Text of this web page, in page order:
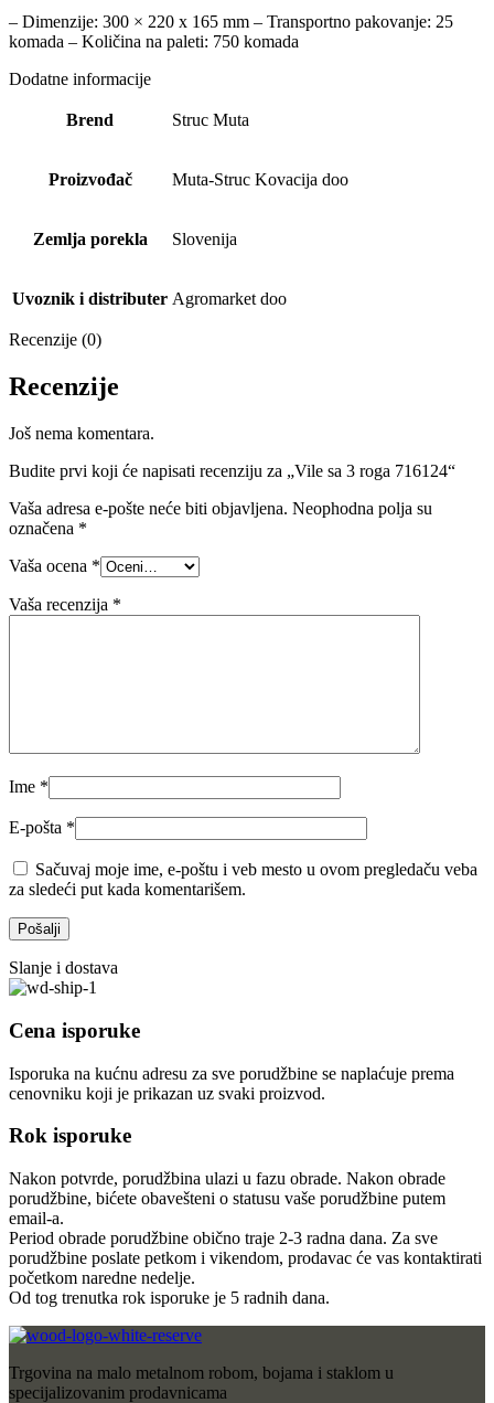
– Dimenzije: 300 × 220 x 165 mm – Transportno pakovanje: 25
komada – Količina na paleti: 750 komada
Dodatne informacije
Brend Struc Muta
Proizvođač Muta-Struc Kovacija doo
Zemlja porekla Slovenija
Uvoznik i distributer Agromarket doo
Recenzije (0)
Recenzije
Još nema komentara.
Budite prvi koji će napisati recenziju za „Vile sa 3 roga 716124“
Vaša adresa e-pošte neće biti objavljena. Neophodna polja su
označena *
Vaša ocena *
Vaša recenzija *
Ime *
E-pošta *
Sačuvaj moje ime, e-poštu i veb mesto u ovom pregledaču veba
za sledeći put kada komentarišem.
Slanje i dostava
Cena isporuke
Isporuka na kućnu adresu za sve porudžbine se naplaćuje prema
cenovniku koji je prikazan uz svaki proizvod.
Rok isporuke
Nakon potvrde, porudžbina ulazi u fazu obrade. Nakon obrade
porudžbine, bićete obavešteni o statusu vaše porudžbine putem
email-a.
Period obrade porudžbine obično traje 2-3 radna dana. Za sve
porudžbine poslate petkom i vikendom, prodavac će vas kontaktirati
početkom naredne nedelje.
Od tog trenutka rok isporuke je 5 radnih dana.
Trgovina na malo metalnom robom, bojama i staklom u
specijalizovanim prodavnicama